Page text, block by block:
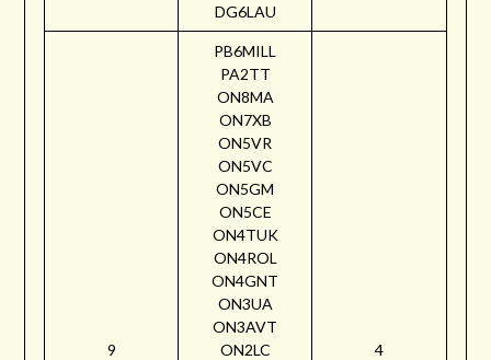
DG6LAU
9
PB6MILL
PA2TT
ON8MA
ON7XB
ON5VR
ON5VC
ON5GM
ON5CE
ON4TUK
ON4ROL
ON4GNT
ON3UA
ON3AVT
ON2LC
4